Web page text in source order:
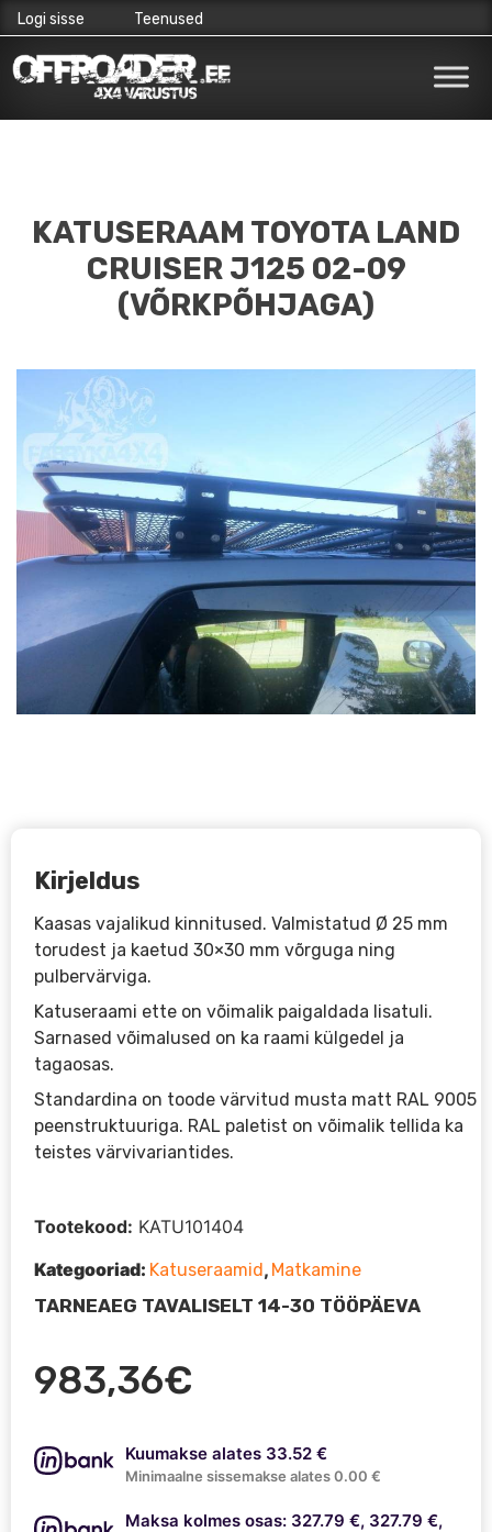
to
Logi sisse Teenused
KATUSERAAM TOYOTA LAND
CRUISER J125 02-09
(VÕRKPÕHJAGA)
983,36€
Kirjeldus
Kaasas vajalikud kinnitused. Valmistatud Ø 25 mm
torudest ja kaetud 30×30 mm võrguga ning
pulbervärviga.
Katuseraami ette on võimalik paigaldada lisatuli.
Sarnased võimalused on ka raami külgedel ja
tagaosas.
Standardina on toode värvitud musta matt RAL 9005
peenstruktuuriga. RAL paletist on võimalik tellida ka
teistes värvivariantides.
Kuumakse alates 33.52 €
Minimaalne sissemakse alates 0.00 €
Maksa kolmes osas: 327.79 €, 327.79 €,
Tootekood: KATU101404
Kategooriad: Katuseraamid, Matkamine
TARNEAEG TAVALISELT 14-30 TÖÖPÄEVA